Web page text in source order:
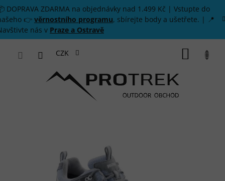
Přejít na obsah
DOPRAVA ZDARMA na objednávky nad 1.499 Kč | Vstupte do
👉 věrnostního programu, sbírejte body a ušetřete. | 📍
nás v Praze a Ostravě
CZK